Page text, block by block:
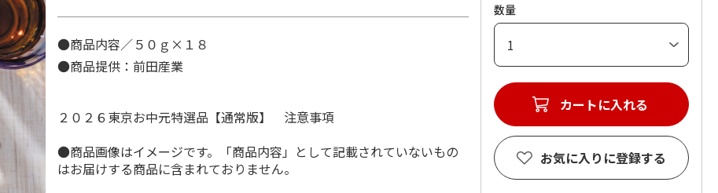
●商品内容／５０ｇ×１８
●商品提供：前田産業
２０２６東京お中元特選品【通常版】 注意事項
●商品画像はイメージです。「商品内容」として記載されていないもの
はお届けする商品に含まれておりません。
数量
カートに入れる
お気に入りに登録する